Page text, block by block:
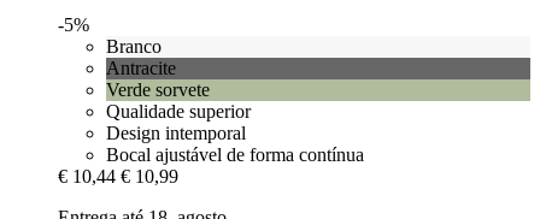
-5%
Branco
Antracite
Verde sorvete
Qualidade superior
Design intemporal
Bocal ajustável de forma contínua
€ 10,44 € 10,99